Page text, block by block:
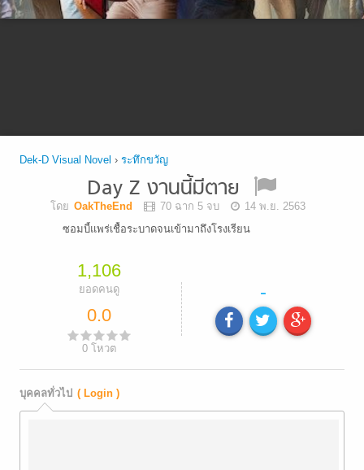
Dek-D Visual Novel › ระทึกขวัญ
Day Z งานนี้มีตาย
โดย OakTheEnd 70 ฉาก 5 จบ
14 พ.ย. 2563
ซอมบี้แพร่เชื้อระบาดจนเข้ามาถึงโรงเรียน
1,106
ยอดคนดู
0.0
0โหวต
-
บุคคลทั่วไป ( Login )